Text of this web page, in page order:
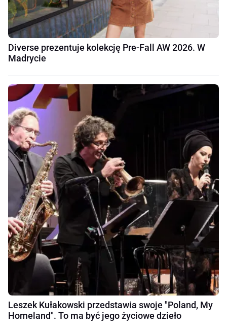
Diverse prezentuje kolekcję Pre-Fall AW 2026. W
Madrycie
Leszek Kułakowski przedstawia swoje "Poland, My
Homeland". To ma być jego życiowe dzieło